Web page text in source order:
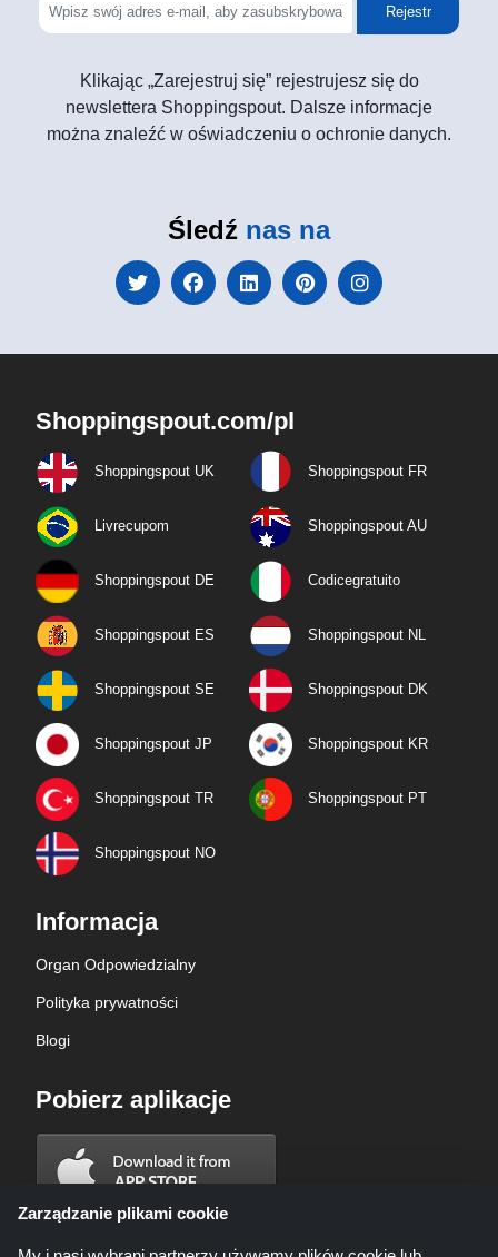
Rejestr
Klikając „Zarejestruj się” rejestrujesz się do
newslettera Shoppingspout. Dalsze informacje
można znaleźć w oświadczeniu o ochronie danych.
Śledź nas na
Shoppingspout.com/pl
Shoppingspout UK Shoppingspout FR
Livrecupom Shoppingspout AU
Shoppingspout DE Codicegratuito
Shoppingspout ES Shoppingspout NL
Shoppingspout SE Shoppingspout DK
Shoppingspout JP Shoppingspout KR
Shoppingspout TR Shoppingspout PT
Shoppingspout NO
Informacja
Organ Odpowiedzialny
Polityka prywatności
Blogi
Pobierz aplikacje
Zarządzanie plikami cookie